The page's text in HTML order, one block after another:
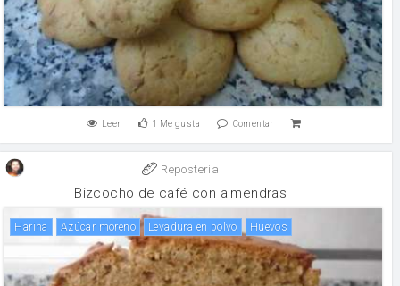
Leer 1 Me gusta Comentar
Reposteria
Bizcocho de café con almendras
harina Azúcar moreno levadura en polvo huevos